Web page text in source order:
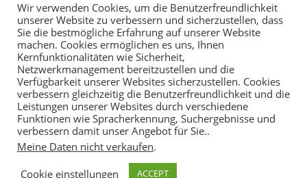
info@ttstickerz.de
Kontaktformular
Social
Wir verwenden Cookies, um die Benutzerfreundlichkeit
unserer Website zu verbessern und sicherzustellen, dass
Sie die bestmögliche Erfahrung auf unserer Website
machen. Cookies ermöglichen es uns, Ihnen
Kernfunktionalitäten wie Sicherheit,
Netzwerkmanagement bereitzustellen und die
Verfügbarkeit unserer Websites sicherzustellen. Cookies
verbessern gleichzeitig die Benutzerfreundlichkeit und die
Leistungen unserer Websites durch verschiedene
Funktionen wie Spracherkennung, Suchergebnisse und
verbessern damit unser Angebot für Sie..
Meine Daten nicht verkaufen.
Cookie einstellungen
ACCEPT